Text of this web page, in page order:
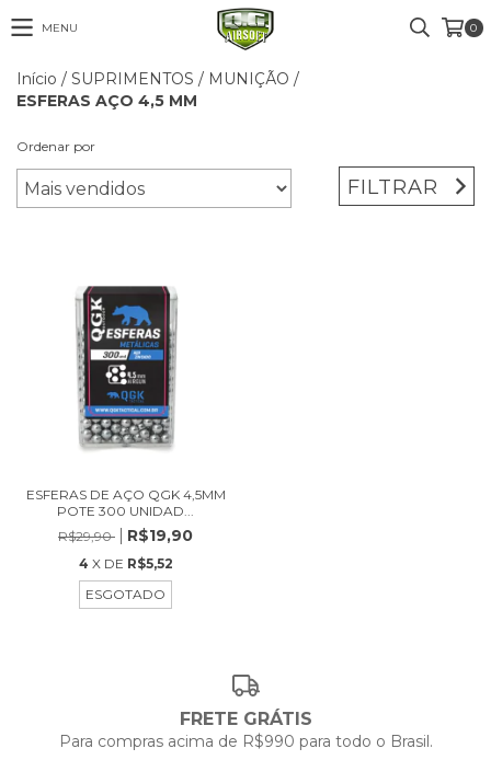
MENU 0
Início / SUPRIMENTOS / MUNIÇÃO /
ESFERAS AÇO 4,5 MM
Ordenar por
FILTRAR
ESFERAS DE AÇO QGK 4,5MM
POTE 300 UNIDAD...
R$29,90
R$19,90
4 X DE R$5,52
ESGOTADO
FRETE GRÁTIS
Para compras acima de R$990 para todo o Brasil.